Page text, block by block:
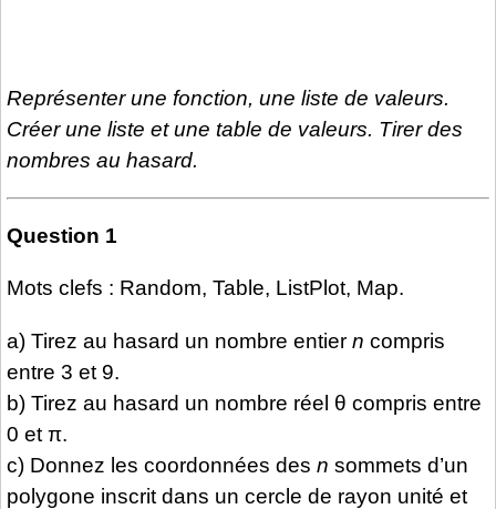
Représenter une fonction, une liste de valeurs.
Créer une liste et une table de valeurs. Tirer des
nombres au hasard.
Question 1
Mots clefs : Random, Table, ListPlot, Map.
a) Tirez au hasard un nombre entier n compris
entre 3 et 9.
b) Tirez au hasard un nombre réel θ compris entre
0 et π.
c) Donnez les coordonnées des n sommets d’un
polygone inscrit dans un cercle de rayon unité et